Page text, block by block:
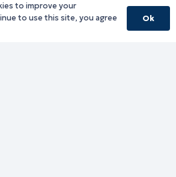
to improve your
to use this site, you agree
Ok